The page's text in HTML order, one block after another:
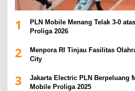
1
PLN Mobile Menang Telak 3-0
Proliga 2026
2
Menpora RI Tinjau Fasilitas
City
3
Jakarta Electric PLN Berpeluang
Mobile Proliga 2025